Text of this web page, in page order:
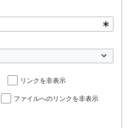
リンクを非表示
ファイルへのリンクを非表示